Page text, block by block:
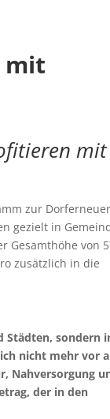
mit
mit
zur
gezielt in
Gesamthöhe von
zusätzlich in die
Städten, sondern
nicht mehr vor
Nahversorgung
der in den